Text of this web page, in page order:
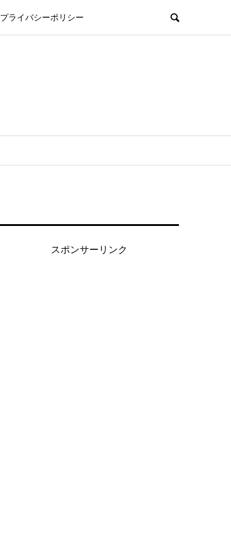
プライバシーポリシー
スポンサーリンク